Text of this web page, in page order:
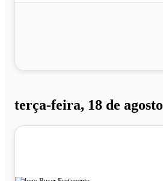
terça-feira, 18 de agosto